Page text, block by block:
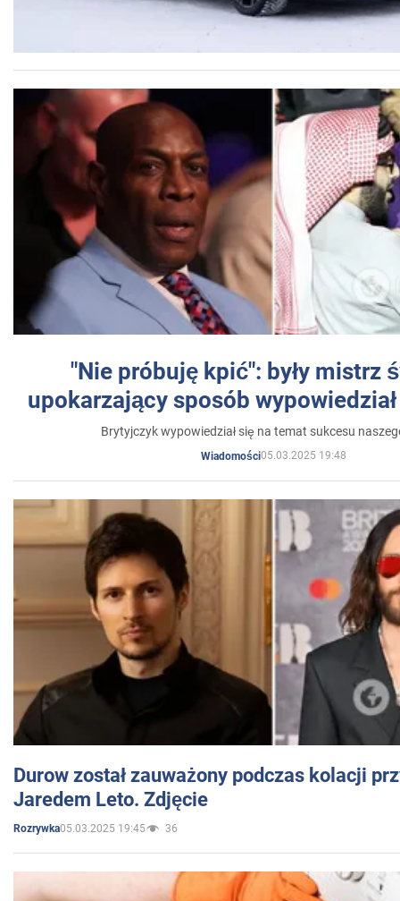
"Nie próbuję kpić": były mistrz
upokarzający sposób
Brytyjczyk wypowiedział się na temat sukcesu
Wiadomości05.03.2025 19:48
Durow został zauważony podczas kolacji
Jaredem Leto. Zdjęcie
Rozrywka05.03.2025 19:45 36